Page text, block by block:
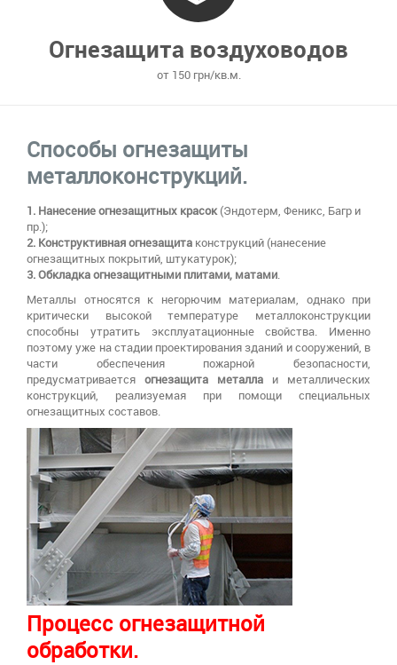
Огнезащита воздуховодов
от 150 грн/кв.м.
Способы огнезащиты
металлоконструкций.
1. Нанесение огнезащитных красок(Эндотерм, Феникс, Багр и
пр.);
2. Конструктивная огнезащита конструкций (нанесение
огнезащитных покрытий, штукатурок);
3. Обкладка огнезащитными плитами, матами.
Металлы относятся к негорючим материалам, однако при
критически высокой температуре металлоконструкции
способны утратить эксплуатационные свойства. Именно
поэтому уже на стадии проектирования зданий и сооружений, в
части обеспечения пожарной безопасности,
предусматривается огнезащита металла и металлических
конструкций, реализуемая при помощи специальных
огнезащитных составов.
Процесс огнезащитной
обработки.